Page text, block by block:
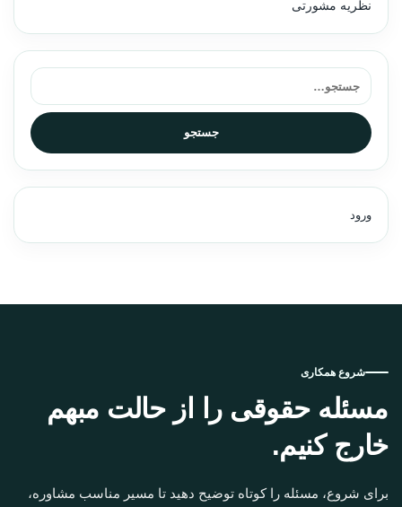
نظریه مشورتی
جستجو برای:
جستجو
ورود
شروع همکاری
مسئله حقوقی را از حالت مبهم
خارج کنیم.
برای شروع، مسئله را کوتاه توضیح دهید تا مسیر مناسب مشاوره،